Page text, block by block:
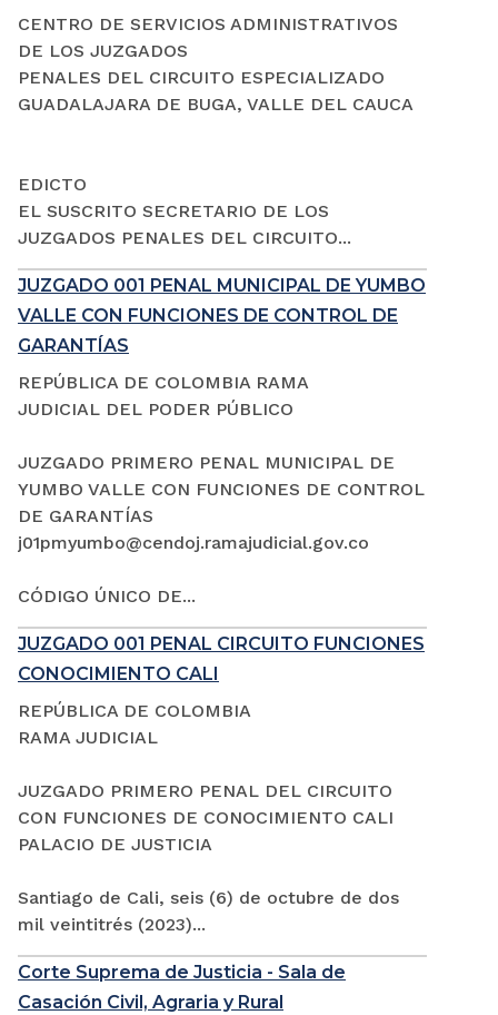
CENTRO DE SERVICIOS ADMINISTRATIVOS
DE LOS JUZGADOS
PENALES DEL CIRCUITO ESPECIALIZADO
GUADALAJARA DE BUGA, VALLE DEL CAUCA
EDICTO
EL SUSCRITO SECRETARIO DE LOS
JUZGADOS PENALES DEL CIRCUITO...
JUZGADO 001 PENAL MUNICIPAL DE YUMBO
VALLE CON FUNCIONES DE CONTROL DE
GARANTÍAS
REPÚBLICA DE COLOMBIA RAMA
JUDICIAL DEL PODER PÚBLICO
JUZGADO PRIMERO PENAL MUNICIPAL DE
YUMBO VALLE CON FUNCIONES DE CONTROL
DE GARANTÍAS
j01pmyumbo@cendoj.ramajudicial.gov.co
CÓDIGO ÚNICO DE...
JUZGADO 001 PENAL CIRCUITO FUNCIONES
CONOCIMIENTO CALI
REPÚBLICA DE COLOMBIA
RAMA JUDICIAL
JUZGADO PRIMERO PENAL DEL CIRCUITO
CON FUNCIONES DE CONOCIMIENTO CALI
PALACIO DE JUSTICIA
Santiago de Cali, seis (6) de octubre de dos
mil veintitrés (2023)...
Corte Suprema de Justicia - Sala de
Casación Civil, Agraria y Rural